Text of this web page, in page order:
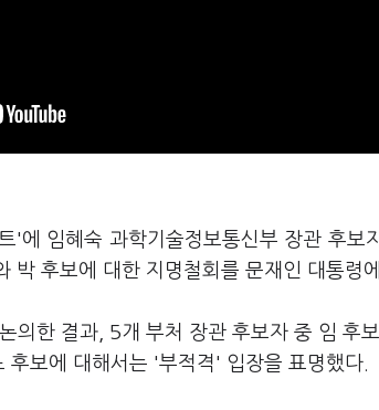
'에 임혜숙 과학기술정보통신부 장관 후보
박 후보에 대한 지명철회를 문재인 대통령
의한 결과, 5개 부처 장관 후보자 중 임 후
후보에 대해서는 '부적격' 입장을 표명했다.